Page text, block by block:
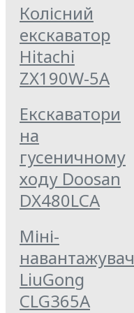
Колісний
екскаватор
Hitachi
ZX190W-5A
Екскаватори
на
гусеничному
ходу Doosan
DX480LCA
Міні-
навантажувач
LiuGong
CLG365A